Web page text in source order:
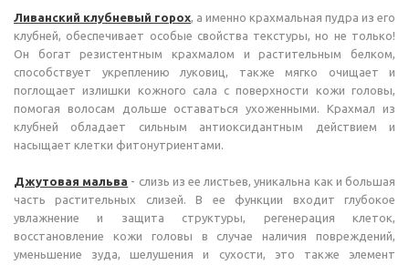
Ливанский клубневый горох, а именно крахмальная пудра из его
клубней, обеспечивает особые свойства текстуры, но не только!
Он богат резистентным крахмалом и растительным белком,
способствует укреплению луковиц, также мягко очищает и
поглощает излишки кожного сала с поверхности кожи головы,
помогая волосам дольше оставаться ухоженными. Крахмал из
клубней обладает сильным антиоксидантным действием и
насыщает клетки фитонутриентами.
Джутовая мальва - слизь из ее листьев, уникальна как и большая
часть растительных слизей. В ее функции входит глубокое
увлажнение и защита структуры, регенерация клеток,
восстановление кожи головы в случае наличия повреждений,
уменьшение зуда, шелушения и сухости, это также элемент